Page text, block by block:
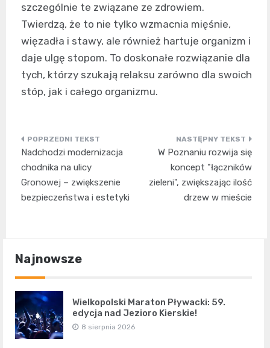
szczególnie te związane ze zdrowiem.
Twierdzą, że to nie tylko wzmacnia mięśnie,
więzadła i stawy, ale również hartuje organizm i
daje ulgę stopom. To doskonałe rozwiązanie dla
tych, którzy szukają relaksu zarówno dla swoich
stóp, jak i całego organizmu.
Nawigacja
wpisu
Nadchodzi modernizacja
chodnika na ulicy
Gronowej – zwiększenie
bezpieczeństwa i estetyki
W Poznaniu rozwija się
koncept "łączników
zieleni", zwiększając ilość
drzew w mieście
Najnowsze
Wielkopolski Maraton Pływacki: 59.
edycja nad Jezioro Kierskie!
8 sierpnia 2026